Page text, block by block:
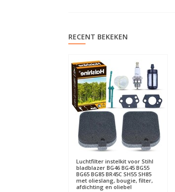
RECENT BEKEKEN
Luchtfilter instelkit voor Stihl
bladblazer BG46 BG45 BG55
BG65 BG85 BR45C SH55 SH85
met olieslang, bougie, filter,
afdichting en oliebel